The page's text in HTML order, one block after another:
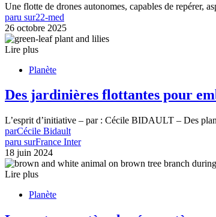
Une flotte de drones autonomes, capables de repérer,
paru sur22-med
26 octobre 2025
Lire plus
Planète
Des jardinières flottantes pour
L’esprit d’initiative – par : Cécile BIDAULT – Des
parCécile Bidault
paru surFrance Inter
18 juin 2024
Lire plus
Planète